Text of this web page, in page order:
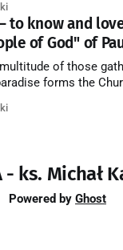
them to the end
to know and
of God" of
of those
forms the
degrees, are
- ks. Michał
Powered by Ghost